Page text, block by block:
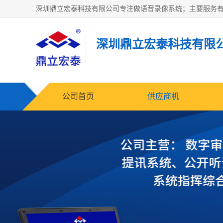
深圳鼎立宏泰科技有限
公司首页 供应商机